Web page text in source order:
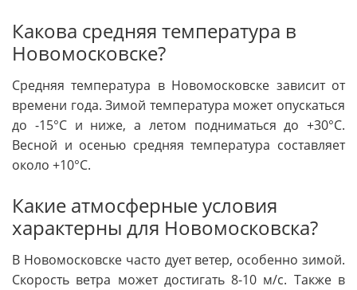
Какова средняя температура в
Новомосковске?
Средняя температура в Новомосковске зависит от
времени года. Зимой температура может опускаться
до -15°C и ниже, а летом подниматься до +30°C.
Весной и осенью средняя температура составляет
около +10°C.
Какие атмосферные условия
характерны для Новомосковска?
В Новомосковске часто дует ветер, особенно зимой.
Скорость ветра может достигать 8-10 м/с. Также в